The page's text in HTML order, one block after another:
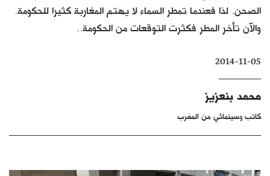
كتّابنا
الأرشيف
الصحن. لذا فعندما تمطر السماء لا يهتم المغاربة كثيرا للحكومة.
والآن تأخر المطر فكثرت التوقعات من الحكومة..
2014-11-05
محمد بنعزيز
كاتب وسينمائي من المغرب